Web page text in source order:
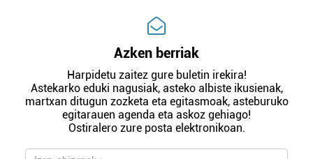
Azken berriak
Harpidetu zaitez gure buletin irekira!
Astekarko eduki nagusiak, asteko albiste ikusienak,
martxan ditugun zozketa eta egitasmoak, asteburuko
egitarauen agenda eta askoz gehiago!
Ostiralero zure posta elektronikoan.